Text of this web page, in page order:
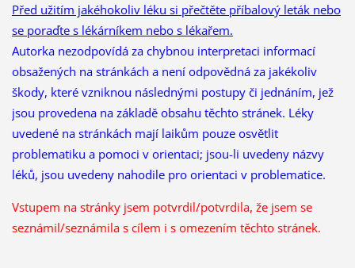
Před užitím jakéhokoliv léku si přečtěte příbalový leták nebo
se poraďte s lékárníkem nebo s lékařem.
Autorka nezodpovídá za chybnou interpretaci informací
obsažených na stránkách a není odpovědná za jakékoliv
škody, které vzniknou následnými postupy či jednáním, jež
jsou provedena na základě obsahu těchto stránek. Léky
uvedené na stránkách mají laikům pouze osvětlit
problematiku a pomoci v orientaci; jsou-li uvedeny názvy
léků, jsou uvedeny nahodile pro orientaci v problematice.
Vstupem na stránky jsem potvrdil/potvrdila, že jsem se
seznámil/seznámila s cílem i s omezením těchto stránek.